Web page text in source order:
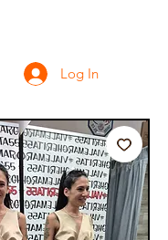
Log In